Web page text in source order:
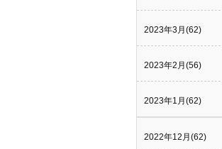
2023年3月(62)
2023年2月(56)
2023年1月(62)
2022年12月(62)